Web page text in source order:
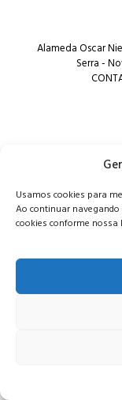
Usamos cookies para
Ao continuar navegando
cookies conforme nossa
Alameda Oscar
Serra -
© Editora